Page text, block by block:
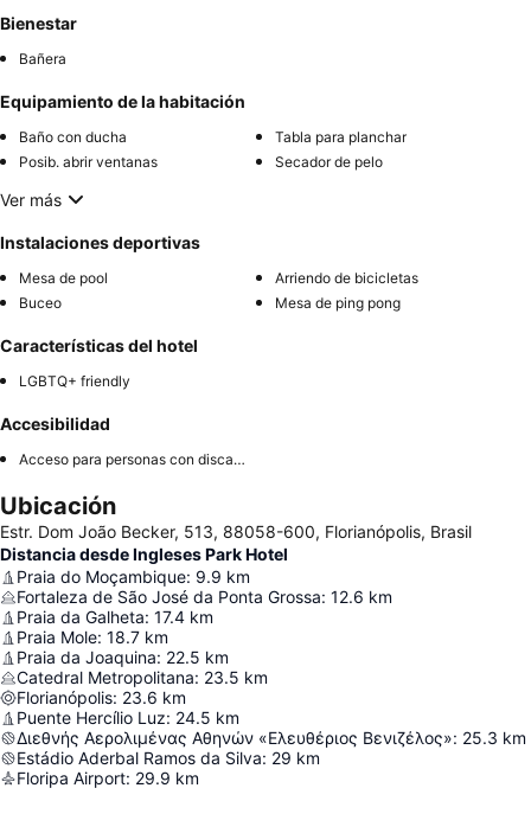
Bienestar
Bañera
Equipamiento de la habitación
Baño con ducha
Tabla para planchar
Posib. abrir ventanas
Secador de pelo
Ver más
Instalaciones deportivas
Mesa de pool
Arriendo de bicicletas
Buceo
Mesa de ping pong
Características del hotel
LGBTQ+ friendly
Accesibilidad
Acceso para personas con discapacidad
Ubicación
Estr. Dom João Becker, 513, 88058-600, Florianópolis, Brasil
Distancia desde Ingleses Park Hotel
Praia do Moçambique: 9.9 km
Fortaleza de São José da Ponta Grossa: 12.6 km
Praia da Galheta: 17.4 km
Praia Mole: 18.7 km
Praia da Joaquina: 22.5 km
Catedral Metropolitana: 23.5 km
Florianópolis: 23.6 km
Puente Hercílio Luz: 24.5 km
Διεθνής Αερολιμένας Αθηνών «Ελευθέριος Βενιζέλος»: 25.3 km
Estádio Aderbal Ramos da Silva: 29 km
Floripa Airport: 29.9 km